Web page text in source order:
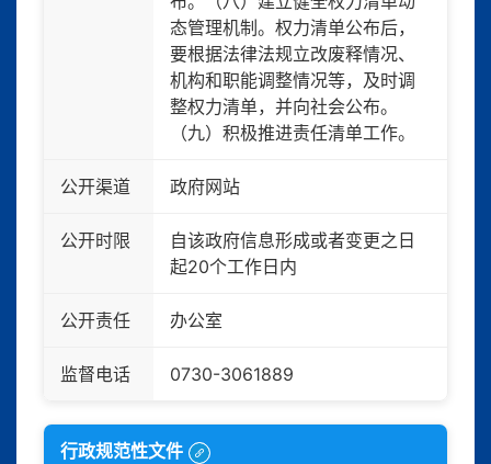
态管理机制。权力清单公布后，
要根据法律法规立改废释情况、
机构和职能调整情况等，及时调
整权力清单，并向社会公布。
（九）积极推进责任清单工作。
公开渠道 政府网站
公开时限
自该政府信息形成或者变更之日
起20个工作日内
公开责任 办公室
监督电话 0730-3061889
行政规范性文件